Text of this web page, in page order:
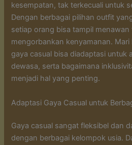
kesempatan, tak terkecuali untuk
Dengan berbagai pilihan outfit
setiap orang bisa tampil menawan
mengorbankan kenyamanan. Mari
gaya casual bisa diadaptasi untuk
dewasa, serta bagaimana
menjadi hal yang penting.
Adaptasi Gaya Casual untuk
Gaya casual sangat fleksibel dan
dengan berbagai kelompok usia.